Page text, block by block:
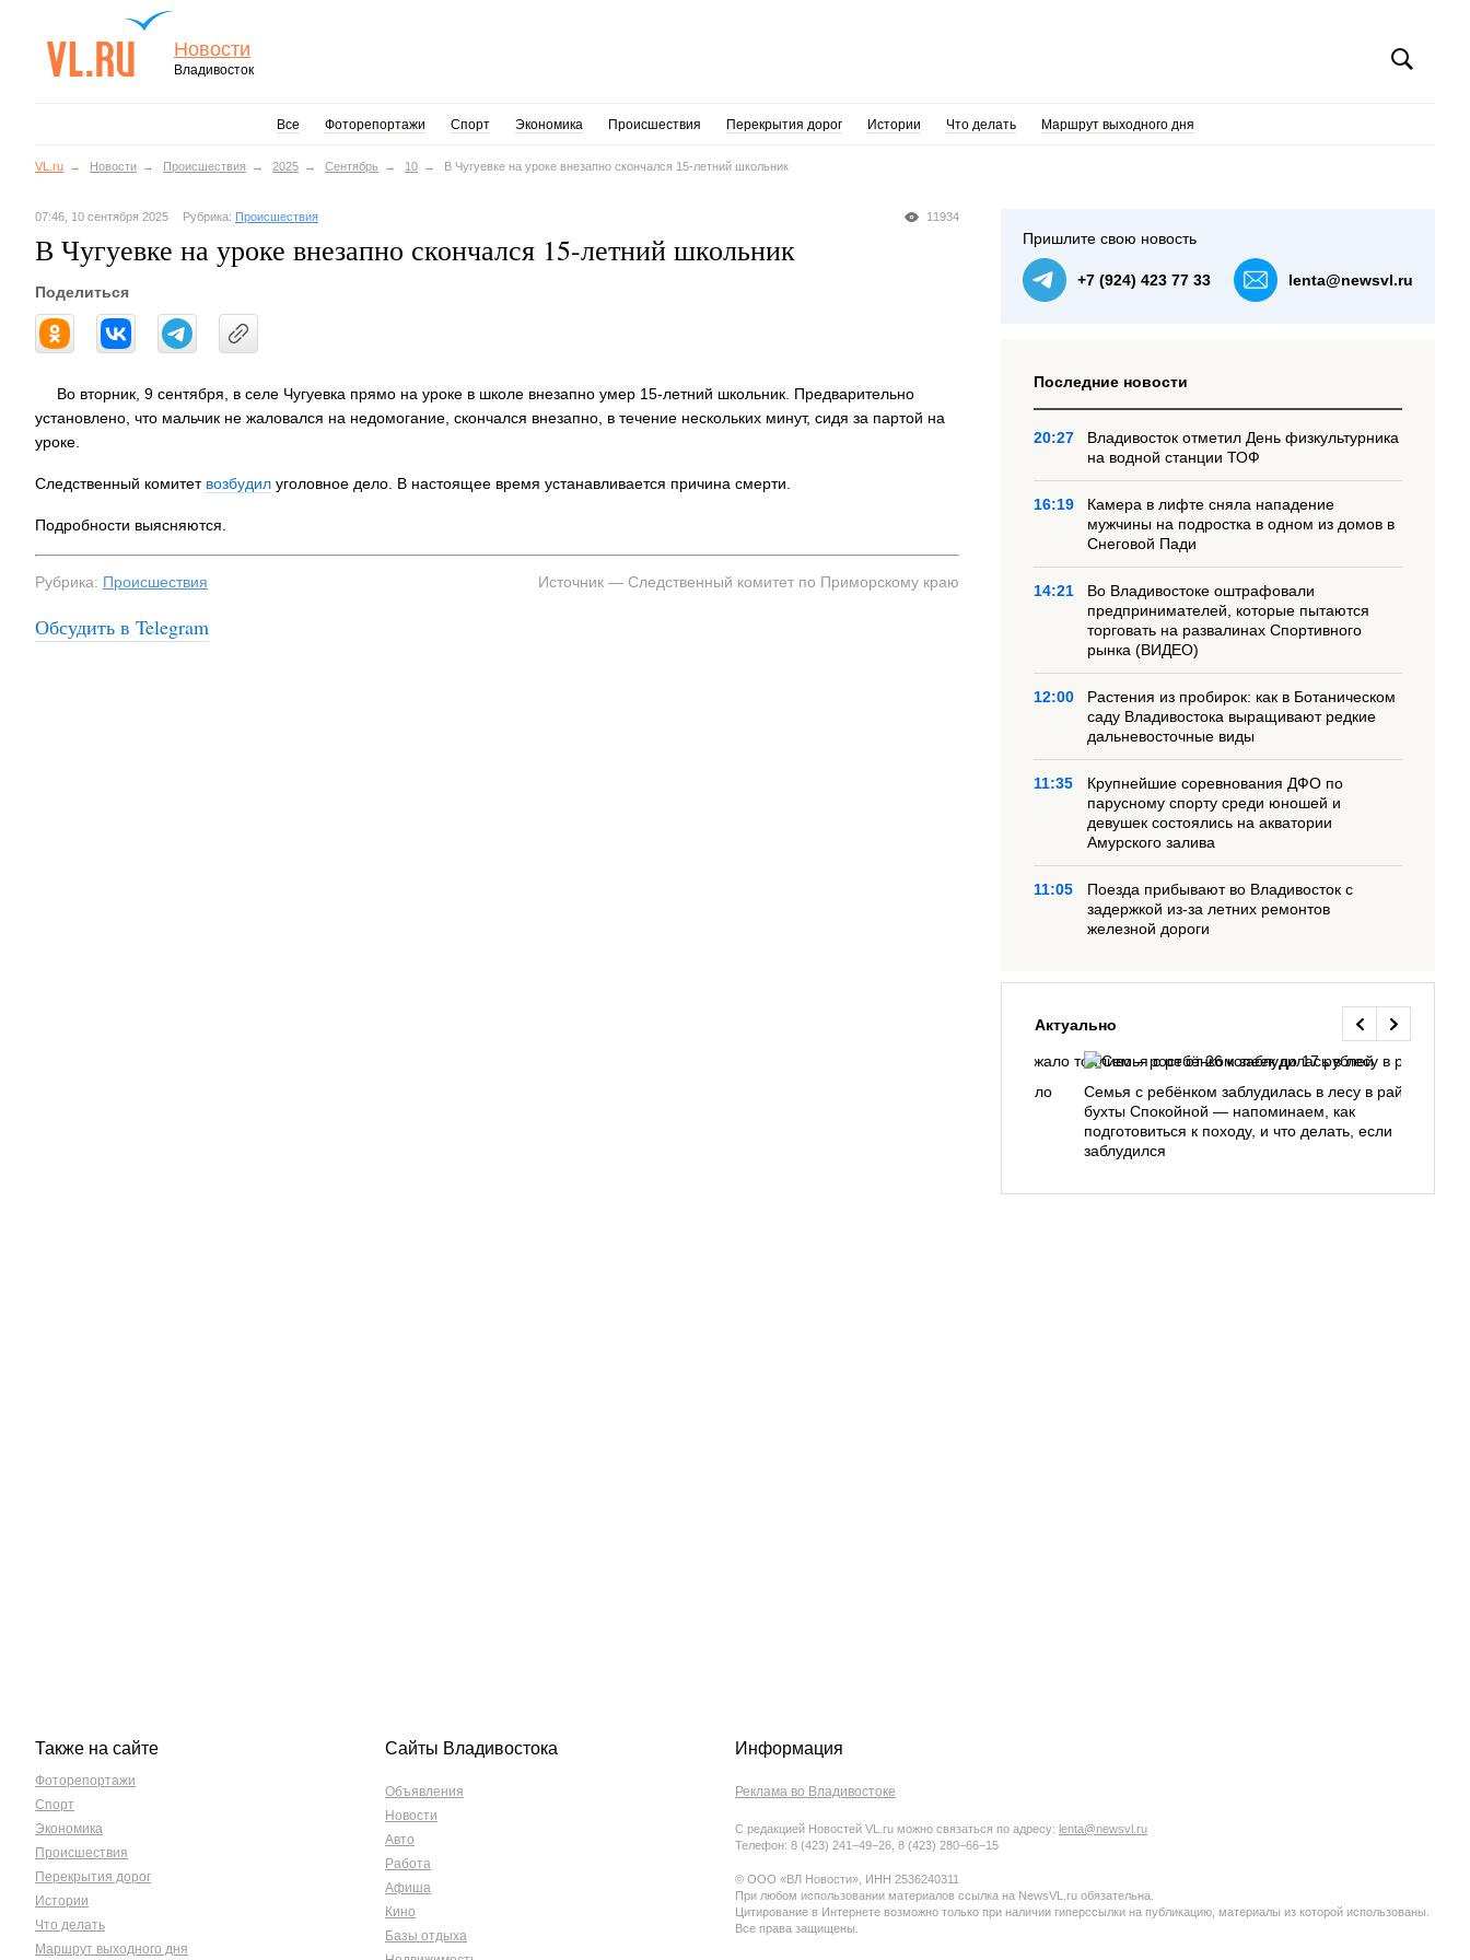
Новости
Владивосток
Все Фоторепортажи Спорт Экономика Происшествия Перекрытия дорог Истории Что делать Маршрут выходного дня
VL.ru Новости Происшествия 2025 Сентябрь 10 В Чугуевке на уроке внезапно скончался 15-летний школьник
11934
07:46, 10 сентября 2025 Рубрика: Происшествия
В Чугуевке на уроке внезапно скончался 15-летний школьник
Поделиться
Во вторник, 9 сентября, в селе Чугуевка прямо на уроке в школе внезапно умер 15-летний школьник. Предварительно
установлено, что мальчик не жаловался на недомогание, скончался внезапно, в течение нескольких минут, сидя за партой на
уроке.
Следственный комитет возбудил уголовное дело. В настоящее время устанавливается причина смерти.
Подробности выясняются.
Рубрика: Происшествия Источник — Следственный комитет по Приморскому краю
Обсудить в Telegram
Пришлите свою новость
+7 (924) 423 77 33 lenta@newsvl.ru
Последние новости
20:27
Владивосток отметил День физкультурника
на водной станции ТОФ
16:19
Камера в лифте сняла нападение
мужчины на подростка в одном из домов в
Снеговой Пади
14:21
Во Владивостоке оштрафовали
предпринимателей, которые пытаются
торговать на развалинах Спортивного
рынка (ВИДЕО)
12:00
Растения из пробирок: как в Ботаническом
саду Владивостока выращивают редкие
дальневосточные виды
11:35
Крупнейшие соревнования ДФО по
парусному спорту среди юношей и
девушек состоялись на акватории
Амурского залива
11:05
Поезда прибывают во Владивосток с
задержкой из-за летних ремонтов
железной дороги
Актуально
На заправках Владивостока снова подорожало
Семья с ребёнком заблудилась в лесу в районе
бухты Спокойной — напоминаем, как
подготовиться к походу, и что делать, если
заблудился
Также на сайте
Фоторепортажи
Спорт
Экономика
Происшествия
Перекрытия дорог
Истории
Что делать
Маршрут выходного дня
Сайты Владивостока
Объявления
Новости
Авто
Работа
Афиша
Кино
Базы отдыха
Информация
Реклама во Владивостоке
С редакцией Новостей VL.ru можно связаться по адресу: lenta@newsvl.ru
Телефон: 8 (423) 241−49−26, 8 (423) 280−66−15
© ООО «ВЛ Новости», ИНН 2536240311
При любом использовании материалов ссылка на NewsVL.ru обязательна.
Цитирование в Интернете возможно только при наличии гиперссылки на публикацию, материалы из которой использованы.
Все права защищены.